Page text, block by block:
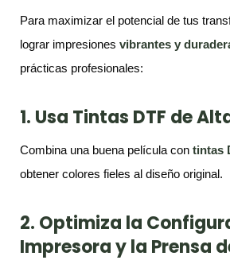
Para maximizar el potencial de tus
lograr impresiones vibrantes y
prácticas profesionales:
1. Usa Tintas DTF de
Combina una buena película con tintas
obtener colores fieles al diseño original.
2. Optimiza la
Impresora y la Prensa